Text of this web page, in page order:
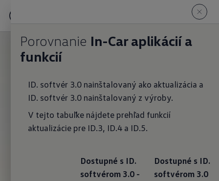
Porovnanie In-Car aplikácií a
funkcií
ID. softvér 3.0 nainštalovaný ako aktualizácia a
ID. softvér 3.0 nainštalovaný z výroby.
V tejto tabuľke nájdete prehľad funkcií
aktualizácie pre ID.3, ID.4 a ID.5.
Dostupné s ID.
softvérom 3.0 -
Dostupné s ID.
softvérom 3.0 -